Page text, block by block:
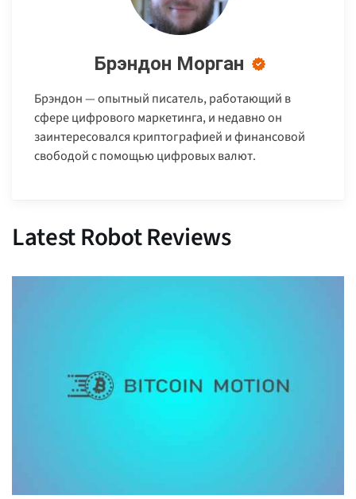
Брэндон Морган
Брэндон — опытный писатель, работающий в
сфере цифрового маркетинга, и недавно он
заинтересовался криптографией и финансовой
свободой с помощью цифровых валют.
Latest Robot Reviews